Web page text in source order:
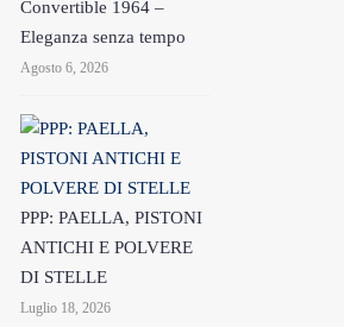
Convertible 1964 –
Eleganza senza tempo
Agosto 6, 2026
PPP: PAELLA, PISTONI
ANTICHI E POLVERE
DI STELLE
Luglio 18, 2026